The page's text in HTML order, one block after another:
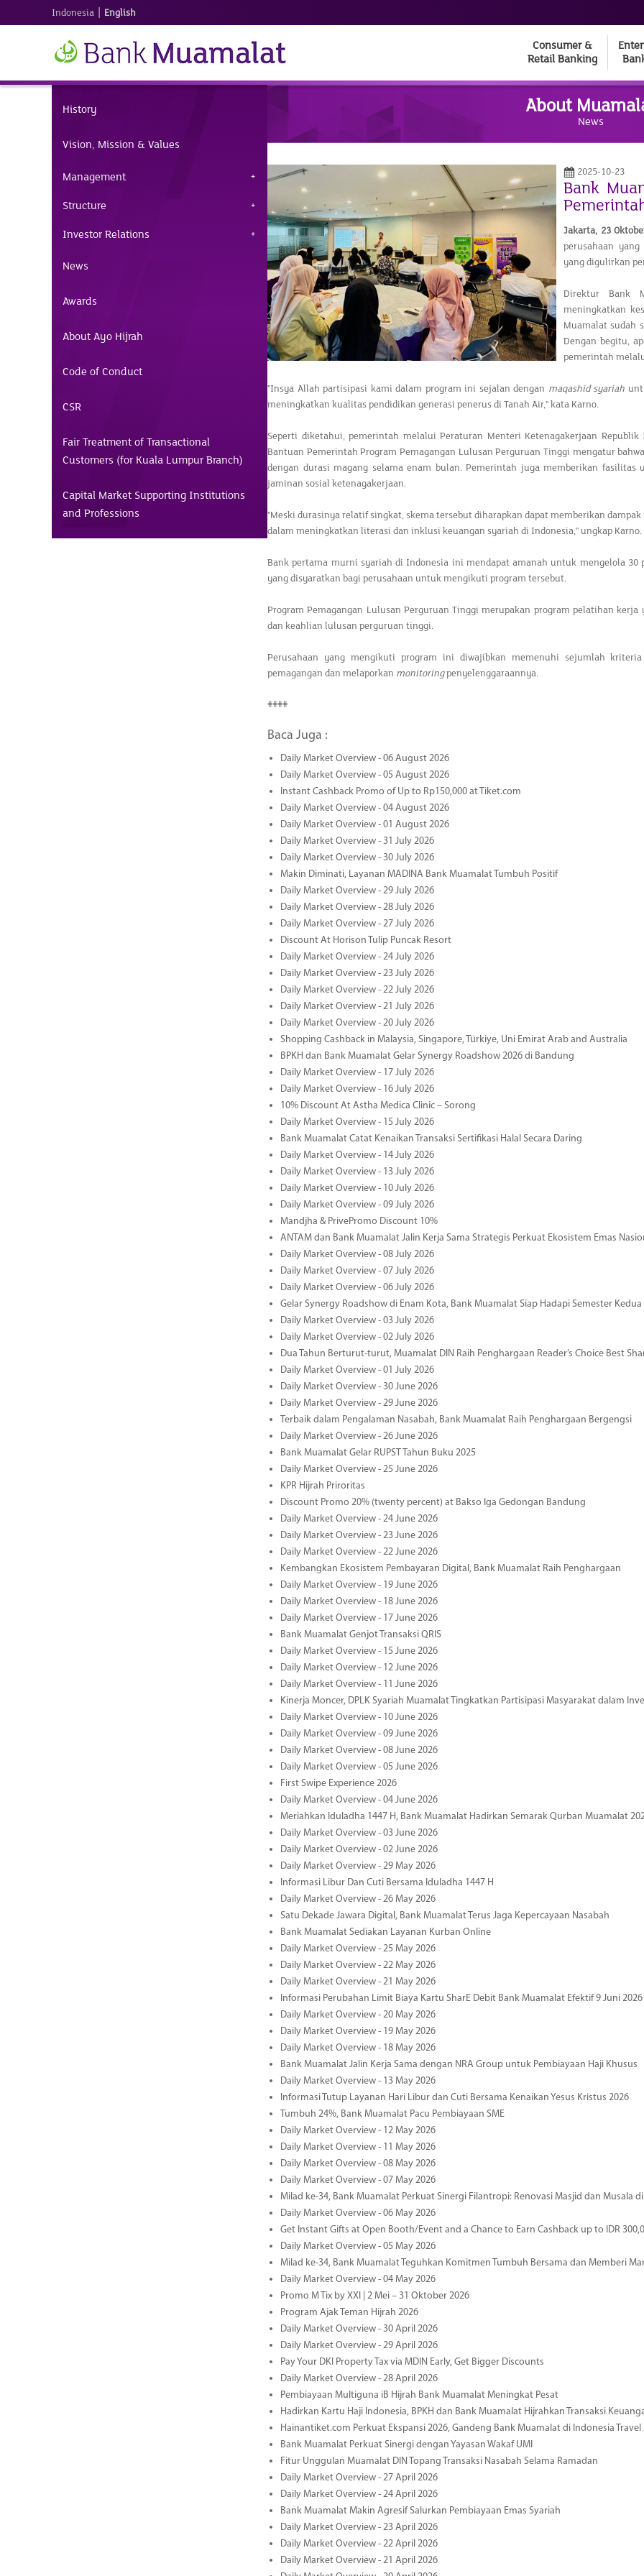
Indonesia | English
Consumer &
Retail Banking
History
Vision, Mission & Values
Management
Structure
Investor Relations
News
Awards
About Ayo Hijrah
Code of Conduct
CSR
Fair Treatment of Transactional
Customers (for Kuala Lumpur Branch)
Capital Market Supporting Institutions
and Professions
About
News
2025-10-23
Bank
Jakarta, 23
perusahaan
yang digulirkan
Direktur Bank
meningkatkan
Muamalat sudah
Dengan begitu,
pemerintah
"Insya Allah partisipasi kami dalam program ini sejalan dengan maqashid syariah
meningkatkan kualitas pendidikan generasi penerus di Tanah Air," kata Karno.
Seperti diketahui, pemerintah melalui Peraturan Menteri Ketenagakerjaan
Bantuan Pemerintah Program Pemagangan Lulusan Perguruan Tinggi mengatur
dengan durasi magang selama enam bulan. Pemerintah juga memberikan
jaminan sosial ketenagakerjaan.
"Meski durasinya relatif singkat, skema tersebut diharapkan dapat memberikan
dalam meningkatkan literasi dan inklusi keuangan syariah di Indonesia," ungkap Karno.
Bank pertama murni syariah di Indonesia ini mendapat amanah untuk mengelola
yang disyaratkan bagi perusahaan untuk mengikuti program tersebut.
Program Pemagangan Lulusan Perguruan Tinggi merupakan program pelatihan
dan keahlian lulusan perguruan tinggi.
Perusahaan yang mengikuti program ini diwajibkan memenuhi sejumlah
pemagangan dan melaporkan monitoringpenyelenggaraannya.
####
Baca Juga :
Daily Market Overview - 06 August 2026
Daily Market Overview - 05 August 2026
Instant Cashback Promo of Up to Rp150,000 at Tiket.com
Daily Market Overview - 04 August 2026
Daily Market Overview - 01 August 2026
Daily Market Overview - 31 July 2026
Daily Market Overview - 30 July 2026
Makin Diminati, Layanan MADINA Bank Muamalat Tumbuh Positif
Daily Market Overview - 29 July 2026
Daily Market Overview - 28 July 2026
Daily Market Overview - 27 July 2026
Discount At Horison Tulip Puncak Resort
Daily Market Overview - 24 July 2026
Daily Market Overview - 23 July 2026
Daily Market Overview - 22 July 2026
Daily Market Overview - 21 July 2026
Daily Market Overview - 20 July 2026
Shopping Cashback in Malaysia, Singapore, Türkiye, Uni Emirat Arab and Australia
BPKH dan Bank Muamalat Gelar Synergy Roadshow 2026 di Bandung
Daily Market Overview - 17 July 2026
Daily Market Overview - 16 July 2026
10% Discount At Astha Medica Clinic – Sorong
Daily Market Overview - 15 July 2026
Bank Muamalat Catat Kenaikan Transaksi Sertifikasi Halal Secara Daring
Daily Market Overview - 14 July 2026
Daily Market Overview - 13 July 2026
Daily Market Overview - 10 July 2026
Daily Market Overview - 09 July 2026
Mandjha & PrivePromo Discount 10%
ANTAM dan Bank Muamalat Jalin Kerja Sama Strategis Perkuat Ekosistem Emas
Daily Market Overview - 08 July 2026
Daily Market Overview - 07 July 2026
Daily Market Overview - 06 July 2026
Gelar Synergy Roadshow di Enam Kota, Bank Muamalat Siap Hadapi Semester Kedua
Daily Market Overview - 03 July 2026
Daily Market Overview - 02 July 2026
Dua Tahun Berturut-turut, Muamalat DIN Raih Penghargaan Reader’s Choice Best
Daily Market Overview - 01 July 2026
Daily Market Overview - 30 June 2026
Daily Market Overview - 29 June 2026
Terbaik dalam Pengalaman Nasabah, Bank Muamalat Raih Penghargaan Bergengsi
Daily Market Overview - 26 June 2026
Bank Muamalat Gelar RUPST Tahun Buku 2025
Daily Market Overview - 25 June 2026
KPR Hijrah Priroritas
Discount Promo 20% (twenty percent) at Bakso Iga Gedongan Bandung
Daily Market Overview - 24 June 2026
Daily Market Overview - 23 June 2026
Daily Market Overview - 22 June 2026
Kembangkan Ekosistem Pembayaran Digital, Bank Muamalat Raih Penghargaan
Daily Market Overview - 19 June 2026
Daily Market Overview - 18 June 2026
Daily Market Overview - 17 June 2026
Bank Muamalat Genjot Transaksi QRIS
Daily Market Overview - 15 June 2026
Daily Market Overview - 12 June 2026
Daily Market Overview - 11 June 2026
Kinerja Moncer, DPLK Syariah Muamalat Tingkatkan Partisipasi Masyarakat dalam
Daily Market Overview - 10 June 2026
Daily Market Overview - 09 June 2026
Daily Market Overview - 08 June 2026
Daily Market Overview - 05 June 2026
First Swipe Experience 2026
Daily Market Overview - 04 June 2026
Meriahkan Iduladha 1447 H, Bank Muamalat Hadirkan Semarak Qurban Muamalat
Daily Market Overview - 03 June 2026
Daily Market Overview - 02 June 2026
Daily Market Overview - 29 May 2026
Informasi Libur Dan Cuti Bersama Iduladha 1447 H
Daily Market Overview - 26 May 2026
Satu Dekade Jawara Digital, Bank Muamalat Terus Jaga Kepercayaan Nasabah
Bank Muamalat Sediakan Layanan Kurban Online
Daily Market Overview - 25 May 2026
Daily Market Overview - 22 May 2026
Daily Market Overview - 21 May 2026
Informasi Perubahan Limit Biaya Kartu SharE Debit Bank Muamalat Efektif 9 Juni 2026
Daily Market Overview - 20 May 2026
Daily Market Overview - 19 May 2026
Daily Market Overview - 18 May 2026
Bank Muamalat Jalin Kerja Sama dengan NRA Group untuk Pembiayaan Haji Khusus
Daily Market Overview - 13 May 2026
Informasi Tutup Layanan Hari Libur dan Cuti Bersama Kenaikan Yesus Kristus 2026
Tumbuh 24%, Bank Muamalat Pacu Pembiayaan SME
Daily Market Overview - 12 May 2026
Daily Market Overview - 11 May 2026
Daily Market Overview - 08 May 2026
Daily Market Overview - 07 May 2026
Milad ke-34, Bank Muamalat Perkuat Sinergi Filantropi: Renovasi Masjid dan Musala
Daily Market Overview - 06 May 2026
Get Instant Gifts at Open Booth/Event and a Chance to Earn Cashback up to IDR
Daily Market Overview - 05 May 2026
Milad ke-34, Bank Muamalat Teguhkan Komitmen Tumbuh Bersama dan Memberi
Daily Market Overview - 04 May 2026
Promo M Tix by XXI | 2 Mei – 31 Oktober 2026
Program Ajak Teman Hijrah 2026
Daily Market Overview - 30 April 2026
Daily Market Overview - 29 April 2026
Pay Your DKI Property Tax via MDIN Early, Get Bigger Discounts
Daily Market Overview - 28 April 2026
Pembiayaan Multiguna iB Hijrah Bank Muamalat Meningkat Pesat
Hadirkan Kartu Haji Indonesia, BPKH dan Bank Muamalat Hijrahkan Transaksi
Hainantiket.com Perkuat Ekspansi 2026, Gandeng Bank Muamalat di Indonesia
Bank Muamalat Perkuat Sinergi dengan Yayasan Wakaf UMI
Fitur Unggulan Muamalat DIN Topang Transaksi Nasabah Selama Ramadan
Daily Market Overview - 27 April 2026
Daily Market Overview - 24 April 2026
Bank Muamalat Makin Agresif Salurkan Pembiayaan Emas Syariah
Daily Market Overview - 23 April 2026
Daily Market Overview - 22 April 2026
Daily Market Overview - 21 April 2026